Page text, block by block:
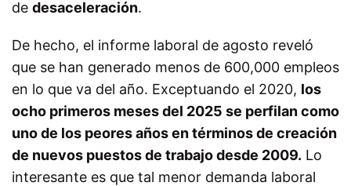
de desaceleración.
De hecho, el informe laboral de agosto reveló
que se han generado menos de 600,000 empleos
en lo que va del año. Exceptuando el 2020, los
ocho primeros meses del 2025 se perfilan como
uno de los peores años en términos de creación
de nuevos puestos de trabajo desde 2009. Lo
interesante es que tal menor demanda laboral